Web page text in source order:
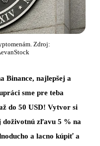
Zdroj:
Binance, najlepšej a
sme pre teba
do 50 USD! Vytvor si
doživotnú zľavu 5 % na
a lacno kúpiť a